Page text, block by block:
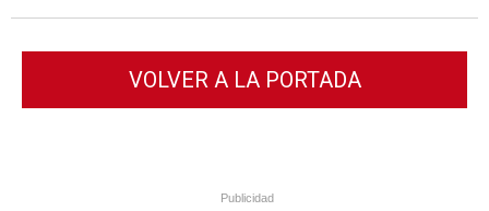
VOLVER A LA PORTADA
Publicidad